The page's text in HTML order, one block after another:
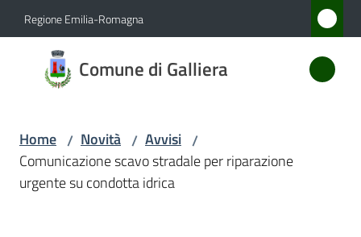
Vai al contenuto
Vai alla navigazione
Vai al footer
Regione Emilia-Romagna
Comune di Galliera
Comune
di
Amministrazione
Home / Novità / Avvisi /
Comunicazione scavo stradale per riparazione
urgente su condotta idrica